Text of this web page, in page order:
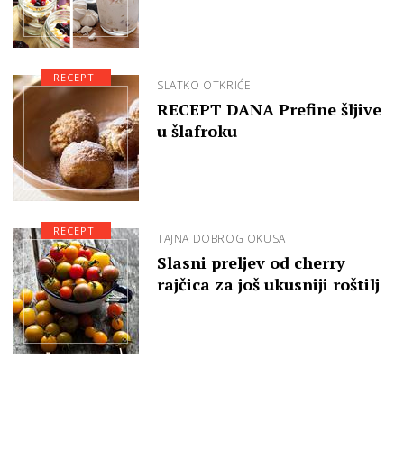
SLATKO OTKRIĆE
RECEPT DANA Prefine šljive
u šlafroku
RECEPTI
TAJNA DOBROG OKUSA
Slasni preljev od cherry
rajčica za još ukusniji roštilj
RECEPTI